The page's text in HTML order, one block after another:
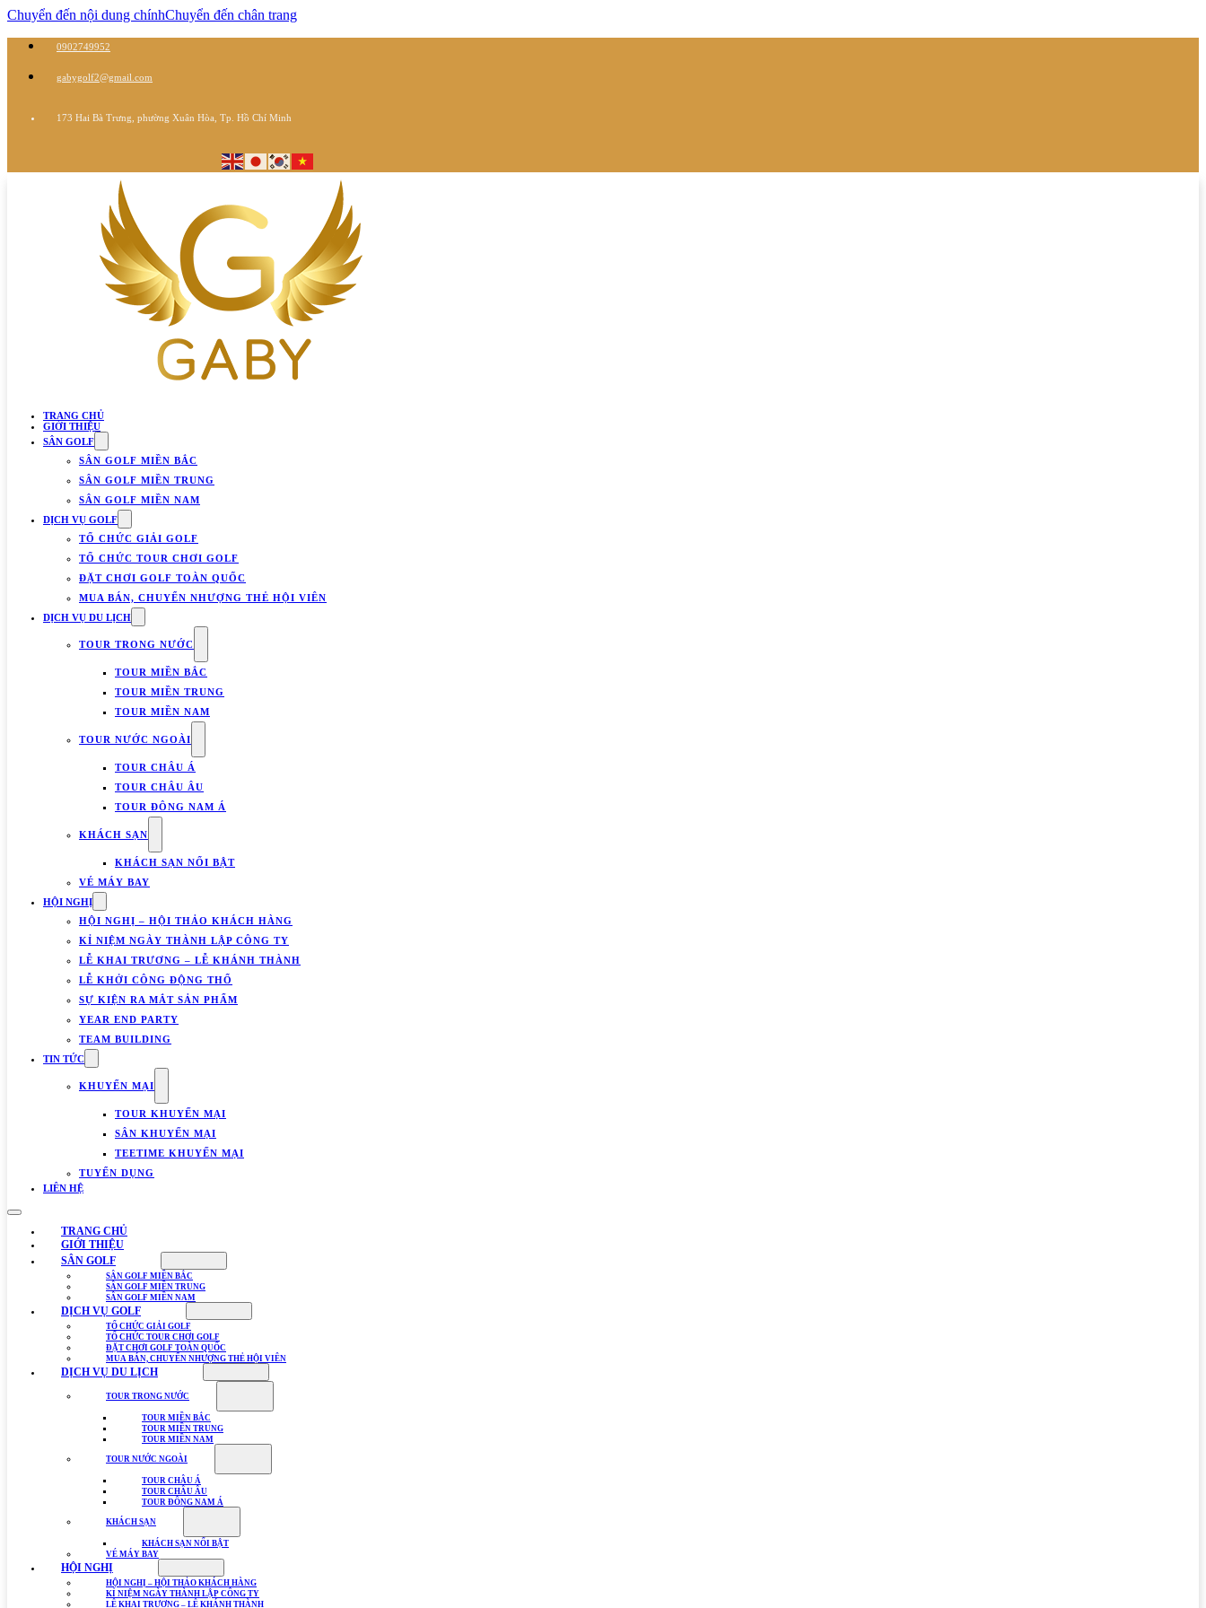
Chuyển đến nội dung chínhChuyển đến chân trang
0902749952
gabygolf2@gmail.com
173 Hai Bà Trưng, phường Xuân Hòa, Tp. Hồ Chí Minh
TRANG CHỦ
GIỚI THIỆU
SÂN GOLF
SÂN GOLF MIỀN BẮC
SÂN GOLF MIỀN TRUNG
SÂN GOLF MIỀN NAM
DỊCH VỤ GOLF
TỔ CHỨC GIẢI GOLF
TỔ CHỨC TOUR CHƠI GOLF
ĐẶT CHƠI GOLF TOÀN QUỐC
MUA BÁN, CHUYỂN NHƯỢNG THẺ HỘI VIÊN
DỊCH VỤ DU LỊCH
TOUR TRONG NƯỚC
TOUR MIỀN BẮC
TOUR MIỀN TRUNG
TOUR MIỀN NAM
TOUR NƯỚC NGOÀI
TOUR CHÂU Á
TOUR CHÂU ÂU
TOUR ĐÔNG NAM Á
KHÁCH SẠN
KHÁCH SẠN NỔI BẬT
VÉ MÁY BAY
HỘI NGHỊ
HỘI NGHỊ – HỘI THẢO KHÁCH HÀNG
KỈ NIỆM NGÀY THÀNH LẬP CÔNG TY
LỄ KHAI TRƯƠNG – LỄ KHÁNH THÀNH
LỄ KHỞI CÔNG ĐỘNG THỔ
SỰ KIỆN RA MẮT SẢN PHẨM
YEAR END PARTY
TEAM BUILDING
TIN TỨC
KHUYẾN MẠI
TOUR KHUYẾN MẠI
SÂN KHUYẾN MẠI
TEETIME KHUYẾN MẠI
TUYỂN DỤNG
LIÊN HỆ
TRANG CHỦ
GIỚI THIỆU
SÂN GOLF
SÂN GOLF MIỀN BẮC
SÂN GOLF MIỀN TRUNG
SÂN GOLF MIỀN NAM
DỊCH VỤ GOLF
TỔ CHỨC GIẢI GOLF
TỔ CHỨC TOUR CHƠI GOLF
ĐẶT CHƠI GOLF TOÀN QUỐC
MUA BÁN, CHUYỂN NHƯỢNG THẺ HỘI VIÊN
DỊCH VỤ DU LỊCH
TOUR TRONG NƯỚC
TOUR MIỀN BẮC
TOUR MIỀN TRUNG
TOUR MIỀN NAM
TOUR NƯỚC NGOÀI
TOUR CHÂU Á
TOUR CHÂU ÂU
TOUR ĐÔNG NAM Á
KHÁCH SẠN
KHÁCH SẠN NỔI BẬT
VÉ MÁY BAY
HỘI NGHỊ
HỘI NGHỊ – HỘI THẢO KHÁCH HÀNG
KỈ NIỆM NGÀY THÀNH LẬP CÔNG TY
LỄ KHAI TRƯƠNG – LỄ KHÁNH THÀNH